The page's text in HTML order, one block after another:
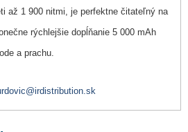
až 1 900 nitmi, je perfektne čitateľný na
rýchlejšie dopĺňanie 5 000 mAh
a prachu.